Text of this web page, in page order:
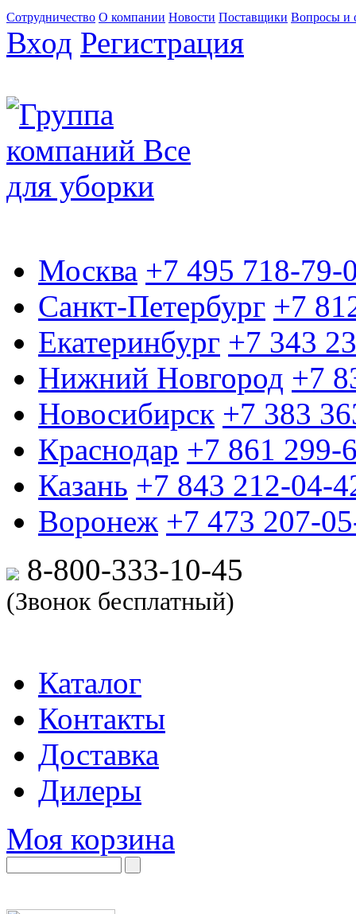
Сотрудничество О компании Новости Поставщики Вопросы и
Вход Регистрация
Москва +7 495 718-79-
Санкт-Петербург +7
Екатеринбург +7 343
Нижний Новгород +7
Новосибирск +7 383
Краснодар +7 861 299-
Казань +7 843 212-04-
Воронеж +7 473 207-
8-800-333-10-45
(Звонок бесплатный)
Каталог
Контакты
Доставка
Дилеры
Моя корзина